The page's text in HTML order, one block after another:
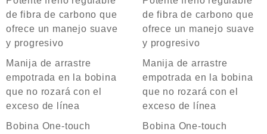
de fibra de carbono que
ofrece un manejo suave
y progresivo
Manija de arrastre
empotrada en la bobina
que no rozará con el
exceso de línea
Bobina One-touch
de fibra de carbono que
ofrece un manejo suave
y progresivo
Manija de arrastre
empotrada en la bobina
que no rozará con el
exceso de línea
Bobina One-touch